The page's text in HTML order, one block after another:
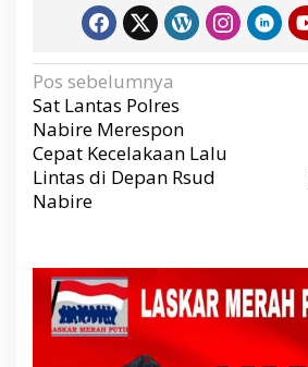
N
a
v
i
g
a
s
i
p
o
s
Pos sebelumnya
Sat Lantas Polres
Nabire Merespon
Cepat Kecelakaan Lalu
Lintas di Depan Rsud
Nabire